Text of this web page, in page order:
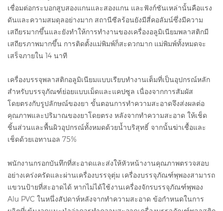
เชื่อมต่อกระบอกสูบสองแกนและสองแกน และฟังก์ชันเหล่านั้นคือแรง
ดันและความสมดุลอย่างมาก สถานีซีลร้อนยังมีสี่คอลัมน์ซึ่งมีความ
เสถียรมากขึ้นและยังทำให้การทำงานของเครื่องอลูมิเนียมพลาสติกมี
เสถียรภาพมากขึ้น การติดตั้งแม่พิมพ์ก็สะดวกมาก แม่พิมพ์ทั้งหมดจะ
เสร็จภายใน 14 นาที
เครื่องบรรจุพลาสติกอลูมิเนียมแบบเรียบทำงานเต็มที่เป็นอุปกรณ์หลัก
สำหรับบรรจุภัณฑ์ย่อยแบบเม็ดและแคปซูล เนื่องจากการสัมผัส
โดยตรงกับรูปลักษณ์ของยา ขั้นตอนการทำความสะอาดจึงส่งผลต่อ
คุณภาพและปริมาณของยาโดยตรง หลังจากทำความสะอาด ให้เช็ด
ชิ้นส่วนและพื้นผิวอุปกรณ์ทั้งหมดด้วยน้ำบริสุทธิ์ จากนั้นฆ่าเชื้อและ
เช็ดด้วยเอทานอล 75%
พนักงานกรอกบันทึกที่สะอาดและส่งให้หัวหน้างานคุณภาพตรวจสอบ
อย่างเคร่งครัดและผ่านเครื่องบรรจุตุ่ม เครื่องบรรจุภัณฑ์พุพองสามารถ
แขวนป้ายที่สะอาดได้ หากไม่ได้ใช้งานเครื่องจักรบรรจุภัณฑ์พุพอง
Alu PVC ในหนึ่งสัปดาห์หลังจากทำความสะอาด ข้อกำหนดในการ